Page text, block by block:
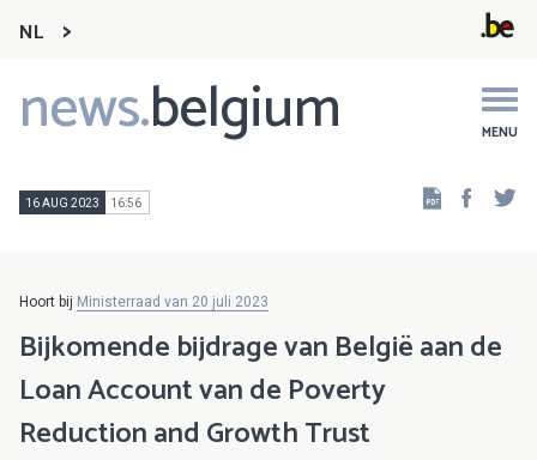
NL
news.belgium MENU
Main
navigation
16 AUG 2023 16:56
Hoort bij Ministerraad van 20 juli 2023
Bijkomende bijdrage van België aan de
Loan Account van de Poverty
Reduction and Growth Trust